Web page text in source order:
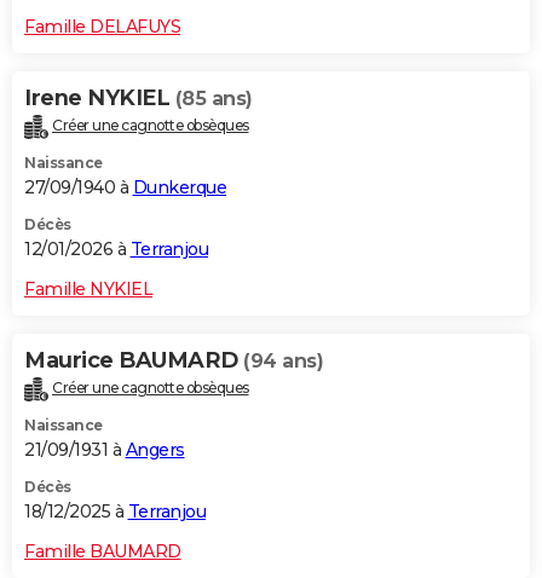
Famille DELAFUYS
Irene NYKIEL (85 ans)
Créer une cagnotte obsèques
Naissance
27/09/1940 à Dunkerque
Décès
12/01/2026 à Terranjou
Famille NYKIEL
Maurice BAUMARD (94 ans)
Créer une cagnotte obsèques
Naissance
21/09/1931 à Angers
Décès
18/12/2025 à Terranjou
Famille BAUMARD